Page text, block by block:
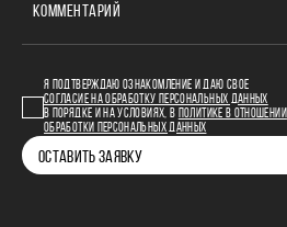
КОММЕНТАРИЙ
Я ПОДТВЕРЖДАЮ ОЗНАКОМЛЕНИЕ И ДАЮ СВОЕ
СОГЛАСИЕ НА ОБРАБОТКУ ПЕРСОНАЛЬНЫХ ДАННЫХ
В ПОРЯДКЕ И НА УСЛОВИЯХ, В
ПОЛИТИКЕ В ОТНОШЕНИИ
ОБРАБОТКИ ПЕРСОНАЛЬНЫХ ДАННЫХ
ОСТАВИТЬ ЗАЯВКУ